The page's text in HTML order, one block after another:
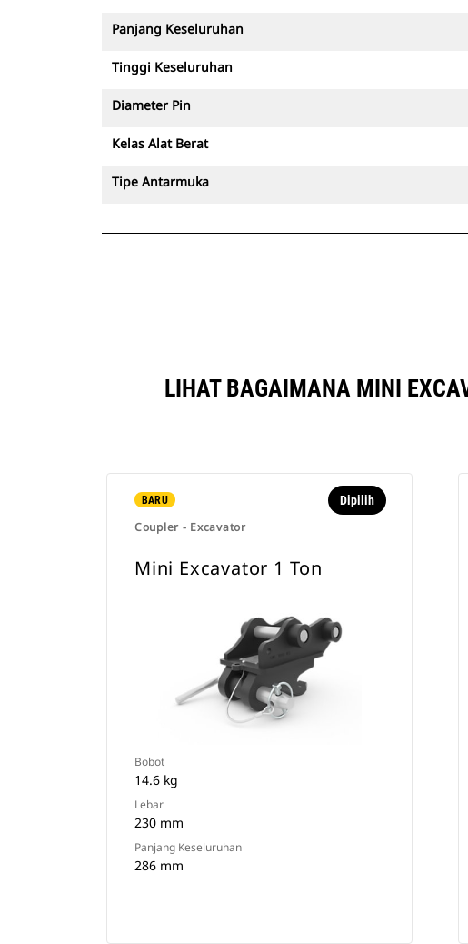
Panjang Keseluruhan
Tinggi Keseluruhan
Diameter Pin
Kelas Alat Berat
Tipe Antarmuka
LIHAT BAGAIMANA MINI
BARU
Coupler - Excavator
Dipilih
Mini Excavator 1 Ton
Bobot
14.6 kg
Lebar
230 mm
Panjang Keseluruhan
286 mm